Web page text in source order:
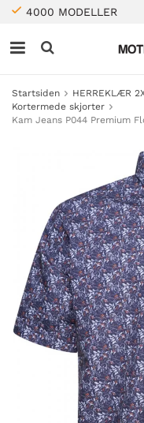
4000 MODELLER
Startsiden HERREKLÆR
Kortermede skjorter
Kam Jeans P044 Premium